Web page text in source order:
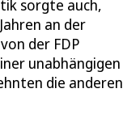
sorgte auch,
an der
der FDP
unabhängigen
die anderen